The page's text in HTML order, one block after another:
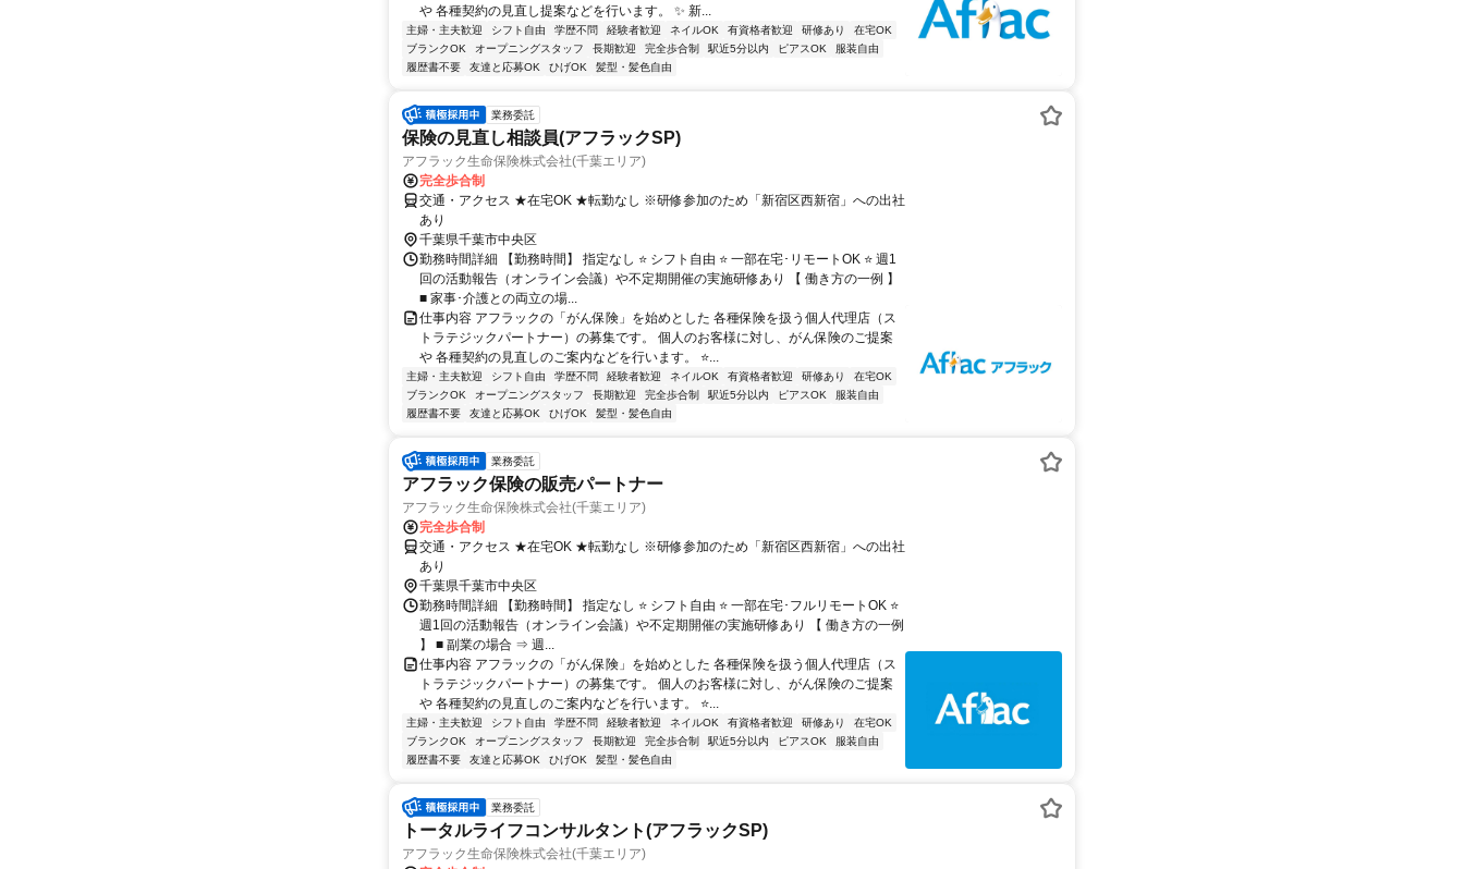
や 各種契約の見直し提案などを行います。 ✨ 新...
主婦・主夫歓迎 シフト自由 学歴不問 経験者歓迎 ネイルOK 有資格者歓迎 研修あり
在宅OK
ブランクOK
オープニングスタッフ 長期歓迎 完全歩合制 駅近5分以内 ピアスOK
服装自由
履歴書不要
友達と応募OK ひげOK 髪型・髪色自由
業務委託
保険の見直し相談員(アフラックSP)
アフラック生命保険株式会社(千葉エリア)
完全歩合制
交通・アクセス ★在宅OK ★転勤なし ※研修参加のため「新宿区西新宿」への出社
あり
千葉県千葉市中央区
勤務時間詳細 【勤務時間】 指定なし ⭐ シフト自由 ⭐ 一部在宅･リモートOK ⭐ 週1
回の活動報告（オンライン会議）や不定期開催の実施研修あり 【 働き方の一例 】
■ 家事･介護との両立の場...
仕事内容 アフラックの「がん保険」を始めとした 各種保険を扱う個人代理店（ス
トラテジックパートナー）の募集です。 個人のお客様に対し、がん保険のご提案
や 各種契約の見直しのご案内などを行います。 ⭐...
主婦・主夫歓迎 シフト自由 学歴不問 経験者歓迎 ネイルOK 有資格者歓迎 研修あり
在宅OK
ブランクOK
オープニングスタッフ 長期歓迎 完全歩合制 駅近5分以内 ピアスOK
服装自由
履歴書不要
友達と応募OK ひげOK 髪型・髪色自由
業務委託
アフラック保険の販売パートナー
アフラック生命保険株式会社(千葉エリア)
完全歩合制
交通・アクセス ★在宅OK ★転勤なし ※研修参加のため「新宿区西新宿」への出社
あり
千葉県千葉市中央区
勤務時間詳細 【勤務時間】 指定なし ⭐ シフト自由 ⭐ 一部在宅･フルリモートOK ⭐
週1回の活動報告（オンライン会議）や不定期開催の実施研修あり 【 働き方の一例
】 ■ 副業の場合 ⇒ 週...
仕事内容 アフラックの「がん保険」を始めとした 各種保険を扱う個人代理店（ス
トラテジックパートナー）の募集です。 個人のお客様に対し、がん保険のご提案
や 各種契約の見直しのご案内などを行います。 ⭐...
主婦・主夫歓迎 シフト自由 学歴不問 経験者歓迎 ネイルOK 有資格者歓迎 研修あり
在宅OK
ブランクOK
オープニングスタッフ 長期歓迎 完全歩合制 駅近5分以内 ピアスOK
服装自由
履歴書不要
友達と応募OK ひげOK 髪型・髪色自由
業務委託
トータルライフコンサルタント(アフラックSP)
アフラック生命保険株式会社(千葉エリア)